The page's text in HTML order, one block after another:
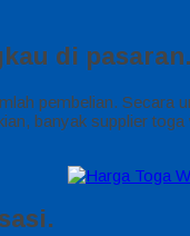
di pasaran.
pembelian.
banyak supplier